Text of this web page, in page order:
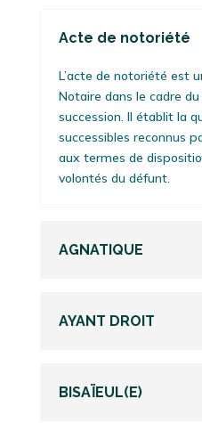
Acte de notoriété
L’acte de notoriété est
Notaire dans le cadre
succession. Il établit la
successibles reconnus
aux termes de
volontés du défunt.
AGNATIQUE
AYANT DROIT
BISAÏEUL(E)